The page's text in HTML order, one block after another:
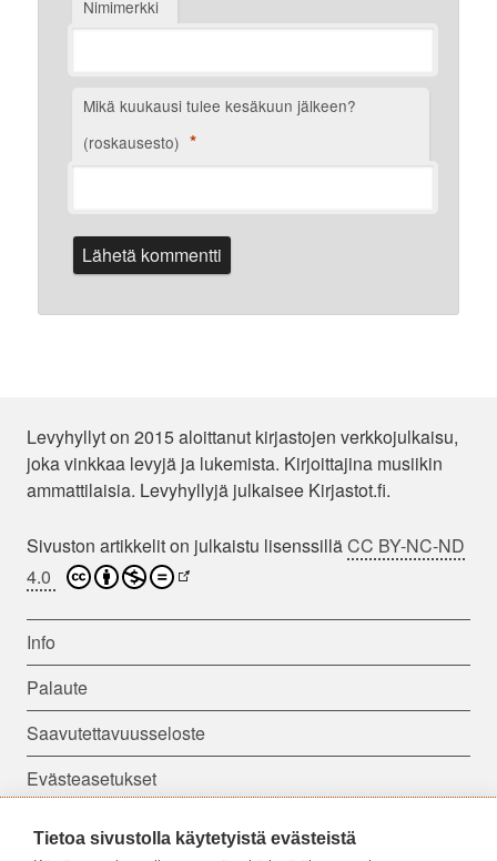
Nimimerkki
Mikä kuukausi tulee kesäkuun jälkeen?
(roskausesto) *
Levyhyllyt on 2015 aloittanut kirjastojen verkkojulkaisu,
joka vinkkaa levyjä ja lukemista. Kirjoittajina musiikin
ammattilaisia. Levyhyllyjä julkaisee Kirjastot.fi.
Sivuston artikkelit on julkaistu lisenssilläCC BY-NC-ND
4.0
Info
Palaute
Saavutettavuusseloste
Evästeasetukset
Seuraa meitä:
Tietoa sivustolla käytetyistä evästeistä